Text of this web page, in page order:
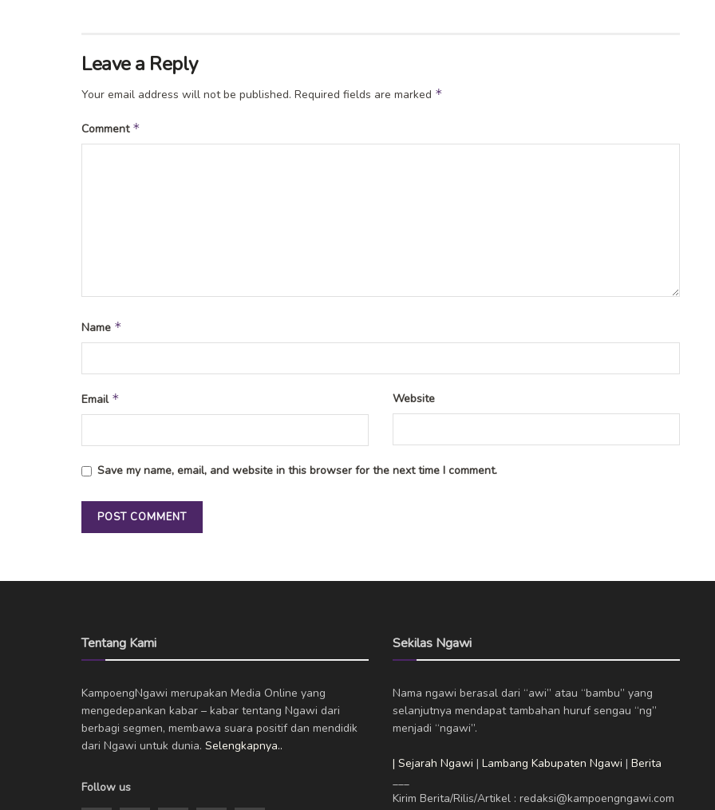
Leave a Reply
Your email address will not be published. Required fields are marked *
Comment *
Name *
Email * Website
Save my name, email, and website in this browser for the next time I comment.
Tentang Kami
KampoengNgawi merupakan Media Online yang
mengedepankan kabar – kabar tentang Ngawi dari
berbagi segmen, membawa suara positif dan mendidik
dari Ngawi untuk dunia. Selengkapnya..
Follow us
Sekilas Ngawi
Nama ngawi berasal dari “awi” atau “bambu” yang
selanjutnya mendapat tambahan huruf sengau “ng”
menjadi “ngawi”.
| Sejarah Ngawi | Lambang Kabupaten Ngawi | Berita
___
Kirim Berita/Rilis/Artikel : redaksi@kampoengngawi.com